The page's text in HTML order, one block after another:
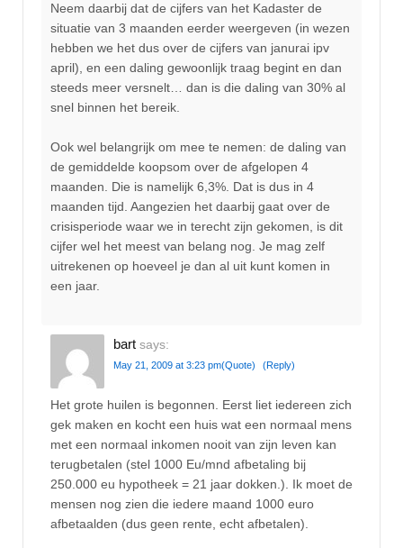
Neem daarbij dat de cijfers van het Kadaster de
situatie van 3 maanden eerder weergeven (in wezen
hebben we het dus over de cijfers van janurai ipv
april), en een daling gewoonlijk traag begint en dan
steeds meer versnelt… dan is die daling van 30% al
snel binnen het bereik.
Ook wel belangrijk om mee te nemen: de daling van
de gemiddelde koopsom over de afgelopen 4
maanden. Die is namelijk 6,3%. Dat is dus in 4
maanden tijd. Aangezien het daarbij gaat over de
crisisperiode waar we in terecht zijn gekomen, is dit
cijfer wel het meest van belang nog. Je mag zelf
uitrekenen op hoeveel je dan al uit kunt komen in
een jaar.
bart says:
May 21, 2009 at 3:23 pm(Quote) (Reply)
Het grote huilen is begonnen. Eerst liet iedereen zich
gek maken en kocht een huis wat een normaal mens
met een normaal inkomen nooit van zijn leven kan
terugbetalen (stel 1000 Eu/mnd afbetaling bij
250.000 eu hypotheek = 21 jaar dokken.). Ik moet de
mensen nog zien die iedere maand 1000 euro
afbetaalden (dus geen rente, echt afbetalen).